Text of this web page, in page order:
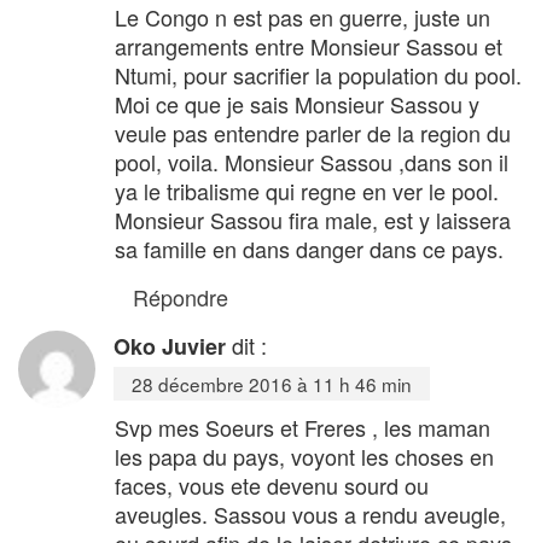
Le Congo n est pas en guerre, juste un
arrangements entre Monsieur Sassou et
Ntumi, pour sacrifier la population du pool.
Moi ce que je sais Monsieur Sassou y
veule pas entendre parler de la region du
pool, voila. Monsieur Sassou ,dans son il
ya le tribalisme qui regne en ver le pool.
Monsieur Sassou fira male, est y laissera
sa famille en dans danger dans ce pays.
Répondre
Oko Juvierdit :
28 décembre 2016 à 11 h 46 min
Svp mes Soeurs et Freres , les maman
les papa du pays, voyont les choses en
faces, vous ete devenu sourd ou
aveugles. Sassou vous a rendu aveugle,